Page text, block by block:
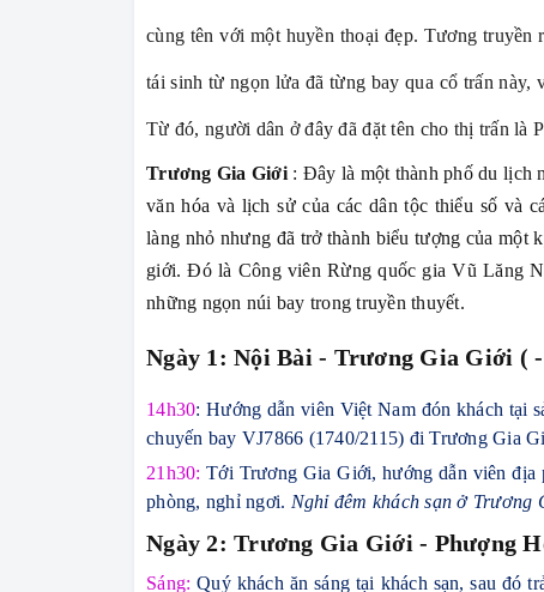
cùng tên với một huyền thoại đẹp. Tương
tái sinh từ ngọn lửa đã từng bay qua cổ trấn
Từ đó, người dân ở đây đã đặt tên cho thị trấn là
Trương Gia Giới : Đây là một thành phố du lịch
văn hóa và lịch sử của các dân tộc thiểu số và
làng nhỏ nhưng đã trở thành biểu tượng của một
giới. Đó là Công viên Rừng quốc gia Vũ Lăng
những ngọn núi bay trong truyền thuyết.
Ngày 1: Nội Bài - Trương Gia Giới
14h30: Hướng dẫn viên Việt Nam đón khách tại
chuyến bay VJ7866 (1740/2115) đi Trương Gia
21h30:Tới Trương Gia Giới, hướng dẫn viên địa
phòng, nghỉ ngơi. Nghỉ đêm khách sạn ở Trương
Ngày 2: Trương Gia Giới - Phượng
Sáng: Quý khách ăn sáng tại khách sạn, sau đó